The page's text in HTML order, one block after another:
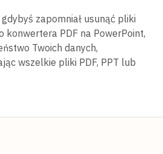
zapomniał usunąć pliki
konwertera PDF na PowerPoint,
Twoich danych,
wszelkie pliki PDF, PPT lub